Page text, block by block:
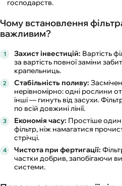
господарств.
Чому встановлення
важливим?
Захист інвестицій: Вартість
за вартість повної заміни
крапельниць.
Стабільність поливу:
нерівномірно: одні рослини
інші — гинуть від засухи.
по всій довжині лінії.
Економія часу: Простіше
фільтр, ніж намагатися
стрічці.
Чистота при фертигації:
частки добрив, запобігаючи
системи.